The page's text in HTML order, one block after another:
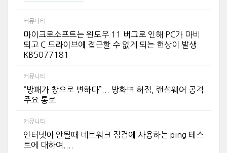
커뮤니티
마이크로소프트는 윈도우 11 버그로 인해 PC가 마비
되고 C 드라이브에 접근할 수 없게 되는 현상이 발생
KB5077181
커뮤니티
“방패가 창으로 변하다”... 방화벽 허점, 랜섬웨어 공격
주요 통로
커뮤니티
인터넷이 안될때 네트워크 점검에 사용하는 ping 테스
트에 대하여....